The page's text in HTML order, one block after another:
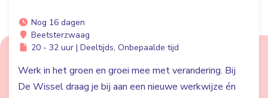
Nog 16 dagen
Beetsterzwaag
20 - 32 uur | Deeltijds, Onbepaalde tijd
Werk in het groen en groei mee met verandering. Bij
De Wissel draag je bij aan een nieuwe werkwijze én